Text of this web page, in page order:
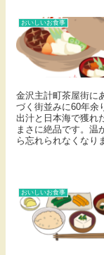
おいしいお食事
金沢主計町茶屋街に
づく街並みに60年余
出汁と日本海で獲れ
まさに絶品です。温
ら忘れられなくなり
おいしいお食事